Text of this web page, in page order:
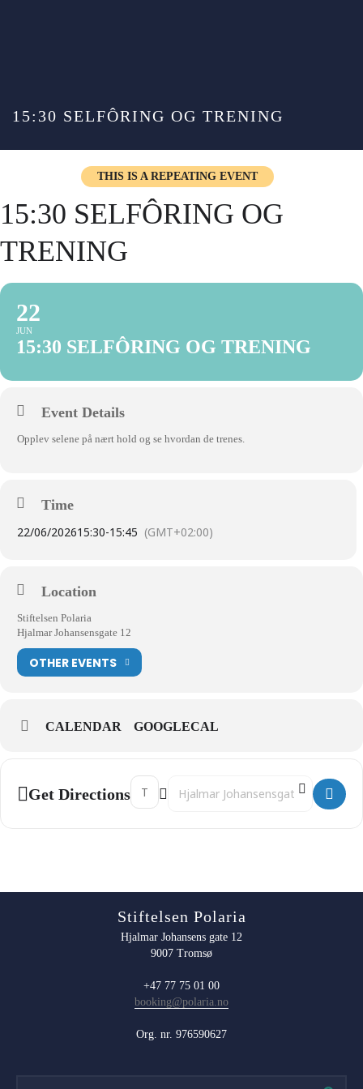
15:30 SELFÔRING OG TRENING
THIS IS A REPEATING EVENT
15:30 SELFÔRING OG
TRENING
22
JUN
15:30 SELFÔRING OG TRENING
Event Details
Opplev selene på nært hold og se hvordan de trenes.
Time
22/06/202615:30-15:45 (GMT+02:00)
Location
Stiftelsen Polaria
Hjalmar Johansensgate 12
OTHER EVENTS
CALENDAR GOOGLECAL
Get Directions
Address - 15:30 Selfôring og trening []
Destination Address - 15:30
Stiftelsen Polaria
Hjalmar Johansens gate 12
9007 Tromsø
+47 77 75 01 00
booking@polaria.no
Org. nr. 976590627